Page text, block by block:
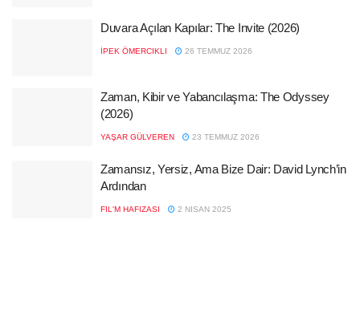
Duvara Açılan Kapılar: The Invite (2026)
İPEK ÖMERCIKLI 26 TEMMUZ 2026
Zaman, Kibir ve Yabancılaşma: The Odyssey
(2026)
YAŞAR GÜLVEREN 23 TEMMUZ 2026
Zamansız, Yersiz, Ama Bize Dair: David Lynch’in
Ardından
FIL'M HAFIZASI 2 NISAN 2025